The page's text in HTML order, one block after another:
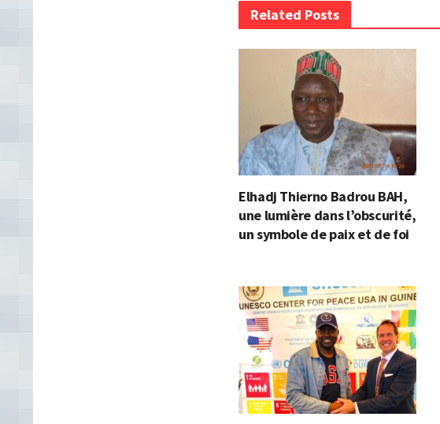
Related Posts
Elhadj Thierno Badrou BAH,
une lumière dans l’obscurité,
un symbole de paix et de foi